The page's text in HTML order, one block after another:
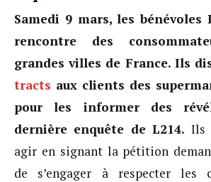
Samedi 9 mars, les
rencontre des
grandes villes de France. Ils
tracts aux clients des
pour les informer des
dernière enquête de L214. Ils
agir en signant la pétition
de s’engager à respecter les